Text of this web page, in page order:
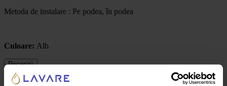
Metoda de instalare : Pe podea, în podea
Culoare: Alb
Recenzii